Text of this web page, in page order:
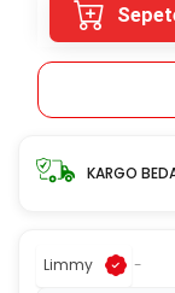
KARGO
Limmy -